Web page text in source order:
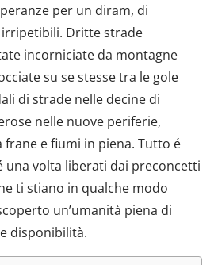
per un diram, di
Dritte strade
incorniciate da montagne
su se stesse tra le gole
di strade nelle decine di
nelle nuove periferie,
e fiumi in piena. Tutto é
una volta liberati dai preconcetti
ti stiano in qualche modo
un’umanità piena di
disponibilità.